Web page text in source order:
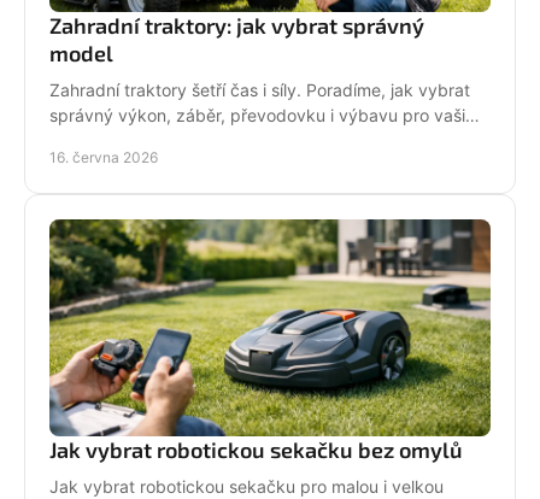
Zahradní traktory: jak vybrat správný
model
Zahradní traktory šetří čas i síly. Poradíme, jak vybrat
správný výkon, záběr, převodovku i výbavu pro vaši
16. června 2026
Jak vybrat robotickou sekačku bez omylů
Jak vybrat robotickou sekačku pro malou i velkou